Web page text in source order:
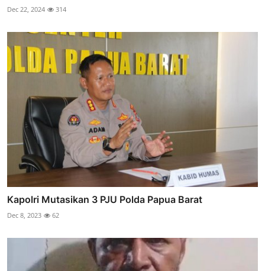
Dec 22, 2024 314
Kapolri Mutasikan 3 PJU Polda Papua Barat
Dec 8, 2023 62